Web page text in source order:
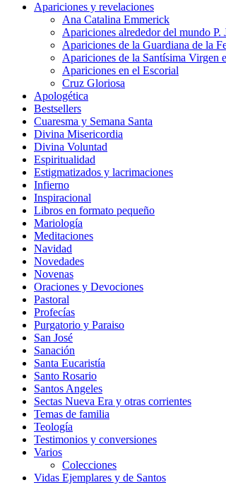
Apariciones y revelaciones
Ana Catalina Emmerick
Apariciones alrededor del mundo P.
Apariciones de la Guardiana de la
Apariciones de la Santísima Virgen
Apariciones en el Escorial
Cruz Gloriosa
Apologética
Bestsellers
Cuaresma y Semana Santa
Divina Misericordia
Divina Voluntad
Espiritualidad
Estigmatizados y lacrimaciones
Infierno
Inspiracional
Libros en formato pequeño
Mariología
Meditaciones
Navidad
Novedades
Novenas
Oraciones y Devociones
Pastoral
Profecías
Purgatorio y Paraiso
San José
Sanación
Santa Eucaristía
Santo Rosario
Santos Angeles
Sectas Nueva Era y otras corrientes
Temas de familia
Teología
Testimonios y conversiones
Varios
Colecciones
Vidas Ejemplares y de Santos